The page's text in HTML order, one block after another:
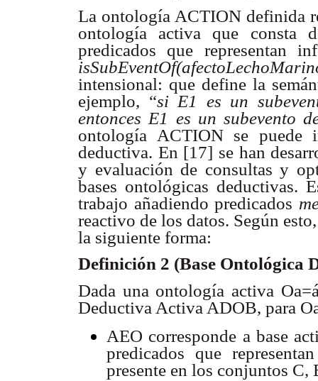
La ontología ACTION definida
ontología activa que consta
predicados que representan
intensional: que define la
ejemplo, “si E1 es un
entonces E1 es un subevento
ontología ACTION se puede
deductiva. En [17] se han
y evaluación de consultas y
bases ontológicas deductivas.
trabajo añadiendo predicados
reactivo de los datos. Según
la siguiente forma:
Definición 2 (Base Ontológica
Dada una ontología activa Oa=
Deductiva Activa ADOB, para
AEO corresponde a base
predicados que
presente en los conjuntos C,